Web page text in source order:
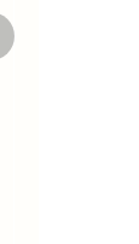
Další
produkt